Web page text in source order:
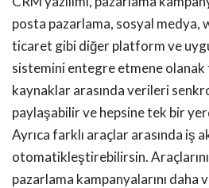
posta pazarlama, sosyal medya,
ticaret gibi diğer platform ve
sistemini entegre etmene olanak
kaynaklar arasında verileri
paylaşabilir ve hepsine tek bir
Ayrıca farklı araçlar arasında iş
otomatikleştirebilirsin.
pazarlama kampanyalarını